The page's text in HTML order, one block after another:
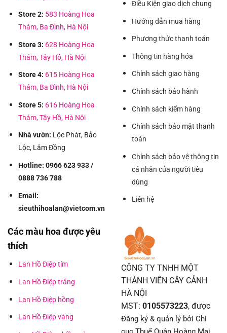
Store 2: 583 Hoàng Hoa
Thám, Ba Đình, Hà Nội
Store 3: 628 Hoàng Hoa
Thám, Tây Hồ, Hà Nội
Store 4: 615 Hoàng Hoa
Thám, Ba Đình, Hà Nội
Store 5: 616 Hoàng Hoa
Thám, Tây Hồ, Hà Nội
Nhà vườn: Lộc Phát, Bảo
Lộc, Lâm Đồng
Hotline: 0966 623 933 /
0888 736 788
Email:
sieuthihoalan@vietcom.vn
Điều Kiện giao dịch chung
Hướng dẫn mua hàng
Phương thức thanh toán
Thông tin hàng hóa
Chính sách giao hàng
Chính sách bảo hành
Chính sách kiểm hàng
Chính sách bảo mật thanh
toán
Chính sách bảo vệ thông tin
cá nhân của người tiêu
dùng
Liên hệ
Các màu hoa được yêu
thích
Lan Hồ Điệp tím
Lan Hồ Điệp trắng
Lan Hồ Điệp hồng
Lan Hồ Điệp vàng
CÔNG TY TNHH MỘT
THÀNH VIÊN CÂY CẢNH
HÀ NỘI
MST: 0105573223, được
Đăng ký & quản lý bởi Chi